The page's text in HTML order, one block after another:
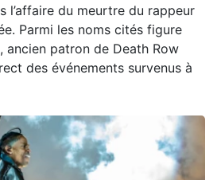
l’affaire du meurtre du rappeur
Parmi les noms cités figure
ancien patron de Death Row
des événements survenus à